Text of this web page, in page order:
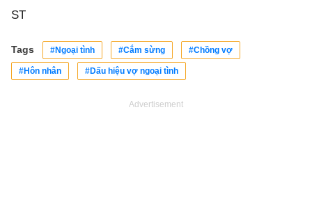
ST
Tags #Ngoại tình #Cắm sừng #Chồng vợ
#Hôn nhân #Dấu hiệu vợ ngoại tình
Advertisement